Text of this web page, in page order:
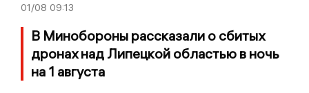
01/08 09:13
В Минобороны рассказали о сбитых
дронах над Липецкой областью в ночь
на 1 августа